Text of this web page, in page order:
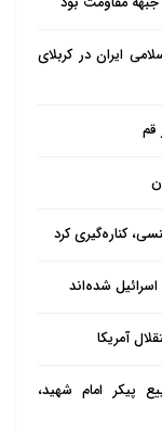
یشرب الخمر
[ذلک] على عهد
وبعض إماره
سوطا، فلما
یتناهون جعله
الله علیه
صلى الله علیه
عمر مکان کل
ایران در کربلای
قم
کناره‌گیری کرد
شده‌اند
آمریکا
پیکر امام شهید،